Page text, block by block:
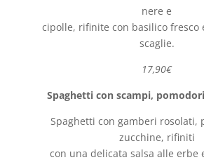
nere e
cipolle, rifinite con basilico fresco
scaglie.
17,90€
Spaghetti con scampi,
Spaghetti con gamberi rosolati,
zucchine, rifiniti
con una delicata salsa alle erbe